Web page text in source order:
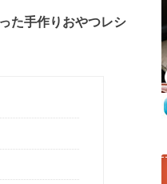
た手作りおやつレシ